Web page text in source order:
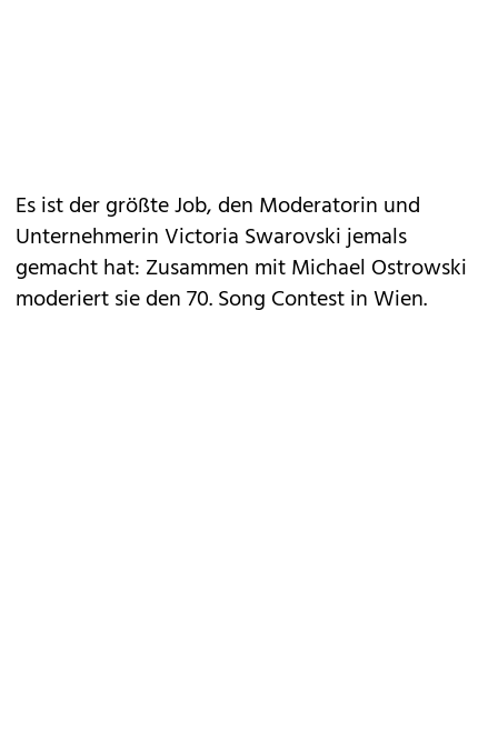
Es ist der größte Job, den Moderatorin und
UnternehmerinVictoria Swarovskijemals
gemacht hat: Zusammen mit Michael Ostrowski
moderiert sie den 70. Song Contest in Wien.